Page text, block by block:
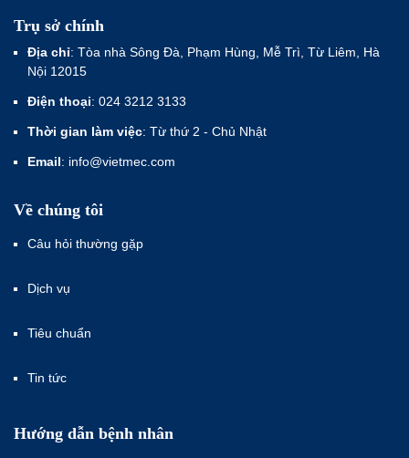
Trụ sở chính
Địa chỉ: Tòa nhà Sông Đà, Phạm Hùng, Mễ Trì, Từ Liêm, Hà
Nội 12015
Điện thoại: 024 3212 3133
Thời gian làm việc: Từ thứ 2 - Chủ Nhật
Email: info@vietmec.com
Về chúng tôi
Câu hỏi thường gặp
Dịch vụ
Tiêu chuẩn
Tin tức
Hướng dẫn bệnh nhân